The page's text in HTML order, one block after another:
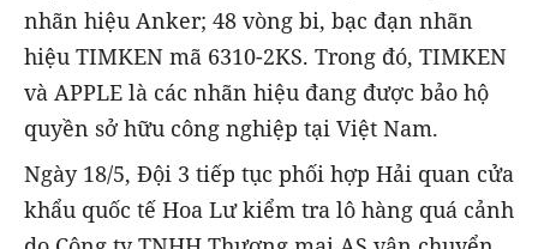
nhãn hiệu Anker; 48 vòng bi, bạc đạn nhãn
hiệu TIMKEN mã 6310-2KS. Trong đó, TIMKEN
và APPLE là các nhãn hiệu đang được bảo hộ
quyền sở hữu công nghiệp tại Việt Nam.
Ngày 18/5, Đội 3 tiếp tục phối hợp Hải quan cửa
khẩu quốc tế Hoa Lư kiểm tra lô hàng quá cảnh